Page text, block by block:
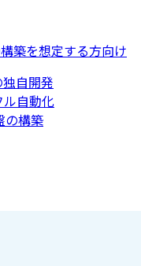
築を想定する方向け
自開発
自動化
の構築